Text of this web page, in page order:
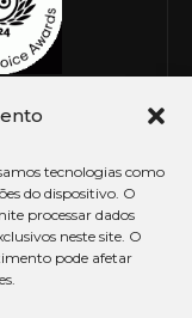
tecnologias como
do dispositivo. O
processar dados
neste site. O
pode afetar
os direitos